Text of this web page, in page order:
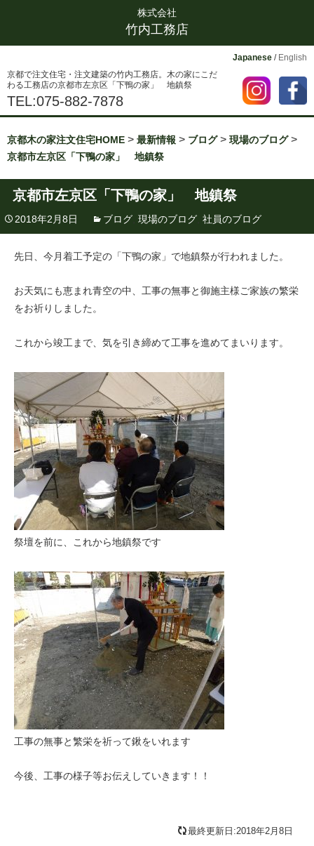
株式会社
竹内工務店
Japanese / English
京都で注文住宅・注文建築の竹内工務店。木の家にこだ
わる工務店の京都市左京区「下鴨の家」 地鎮祭
TEL:075-882-7878
京都木の家注文住宅HOME > 最新情報 > ブログ> 現場のブログ>
京都市左京区「下鴨の家」 地鎮祭
京都市左京区「下鴨の家」 地鎮祭
2018年2月8日 ブログ 現場のブログ 社員のブログ
先日、今月着工予定の「下鴨の家」で地鎮祭が行われました。
お天気にも恵まれ青空の中、工事の無事と御施主様ご家族の繁栄
をお祈りしました。
これから竣工まで、気を引き締めて工事を進めてまいります。
祭壇を前に、これから地鎮祭です
工事の無事と繁栄を祈って鍬をいれます
今後、工事の様子等お伝えしていきます！！
最終更新日:2018年2月8日